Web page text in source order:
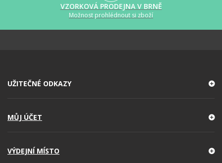
VZORKOVÁ PRODEJNA V BRNĚ
Možnost prohlédnout si zboží
UŽITEČNÉ ODKAZY
MŮJ ÚČET
VÝDEJNÍ MÍSTO